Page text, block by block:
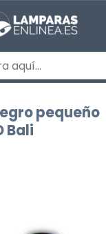
pequeño
Bali